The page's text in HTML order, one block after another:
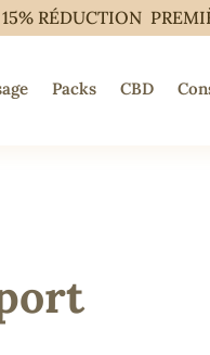
RÉDUCTION
Packs CBD